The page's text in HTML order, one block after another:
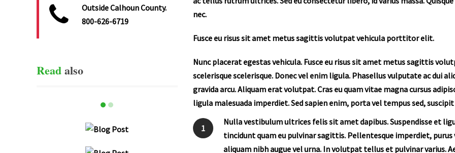
nec.
Fusce eu risus sit amet metus sagittis volutpat vehicula porttitor elit.
Nunc placerat egestas vehicula. Fusce eu risus sit amet metus sagittis
scelerisque scelerisque. Donec vel enim ligula. Phasellus vulputate ac dui
gravida arcu. Aliquam erat volutpat. Cras eu quam vitae magna cursus
ligula malesuada imperdiet. Sed sapien enim, porta vel tempus sed,
1
Nulla vestibulum ultrices felis sit amet dapibus. Suspendisse et
tincidunt quam eu pulvinar sagittis. Pellentesque imperdiet,
aliquam nibh augue vel urna. In volutpat tellus et pulvinar varius.
Outside Calhoun County.
800-626-6719
Readalso
HG,JVJH
item-0